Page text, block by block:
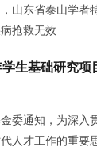
山东省泰山学者
抢救无效
生基础研究项
委通知，为深入
人才工作的重要